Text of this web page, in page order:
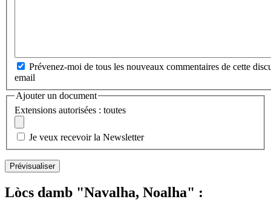
Prévenez-moi de tous les nouveaux commentaires de cette
email
Ajouter un document
Extensions autorisées : toutes
Je veux recevoir la Newsletter
Lòcs damb "Navalha, Noalha" :